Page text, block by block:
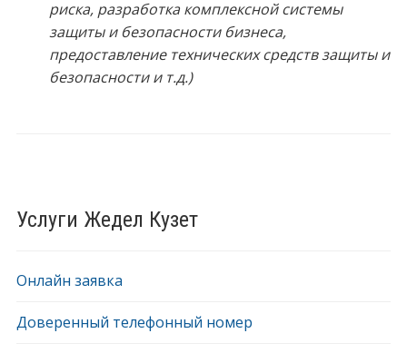
Услуги Жедел Кузет
Онлайн заявка
Доверенный телефонный номер
риска, разработка комплексной системы
защиты и безопасности бизнеса,
предоставление технических средств защиты и
безопасности и т.д.)